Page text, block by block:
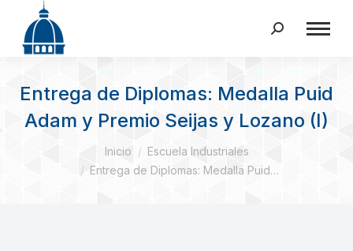
Buscar:
Entrega de Diplomas: Medalla Puid
Adam y Premio Seijas y Lozano (I)
Inicio
Escuela Industriales
Entrega de Diplomas: Medalla Puid…